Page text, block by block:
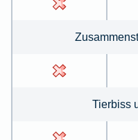
Tier­biss